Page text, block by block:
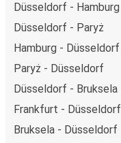
Düsseldorf - Hamburg
Düsseldorf - Paryż
Hamburg - Düsseldorf
Paryż - Düsseldorf
Düsseldorf - Bruksela
Frankfurt - Düsseldorf
Bruksela - Düsseldorf